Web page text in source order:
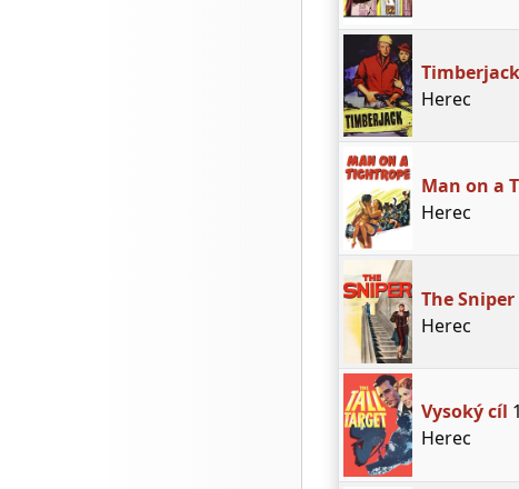
Timberjack
Herec
Man on a
Herec
The Sniper
Herec
Vysoký cíl
Herec